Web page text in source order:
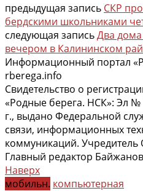
предыдущая запись СКР
бердскими школьниками
следующая записьДва дома
вечером в Калининском
Информационный портал
rberega.info
Свидетельство о
«Родные берега. НСК»: Эл №
г., выдано Федеральной
связи, информационных
коммуникаций.
Главный редактор
Наверх
мобильн. компьютерная